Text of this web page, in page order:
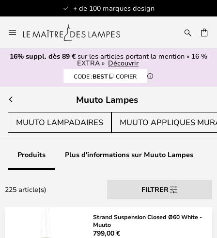
Articles en stock expédiés sous 1 jour
au
contenu
16% suppl. dès 89 € sur les articles portant la mention « 16 %
EXTRA » Découvrir
CODE :BEST COPIER
Muuto Lampes
MUUTO LAMPADAIRES MUUTO APPLIQUES
Produits Plus d'informations sur Muuto Lampes
225 article(s) FILTRER
Strand Suspension Closed Ø60 White -
Muuto
799,00 €